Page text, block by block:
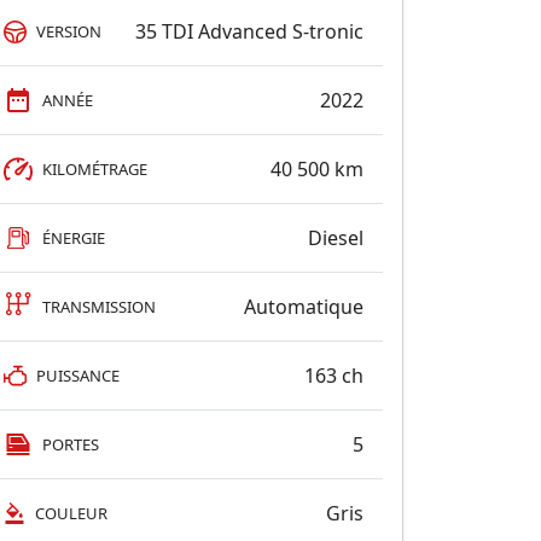
VERSION 35 TDI Advanced S-tronic
ANNÉE 2022
KILOMÉTRAGE 40 500 km
ÉNERGIE Diesel
TRANSMISSION Automatique
PUISSANCE 163 ch
PORTES 5
COULEUR Gris